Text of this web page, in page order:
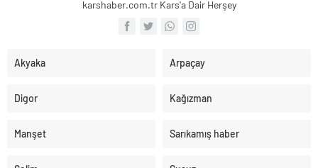
karshaber.com.tr Kars'a Dair Herşey
Akyaka Arpaçay
Digor Kağızman
Manşet Sarıkamış haber